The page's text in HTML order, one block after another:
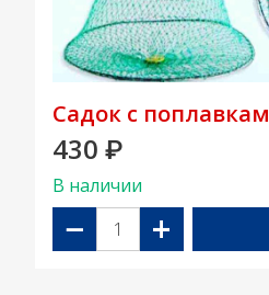
Садок с
430 ₽
В наличии
− +